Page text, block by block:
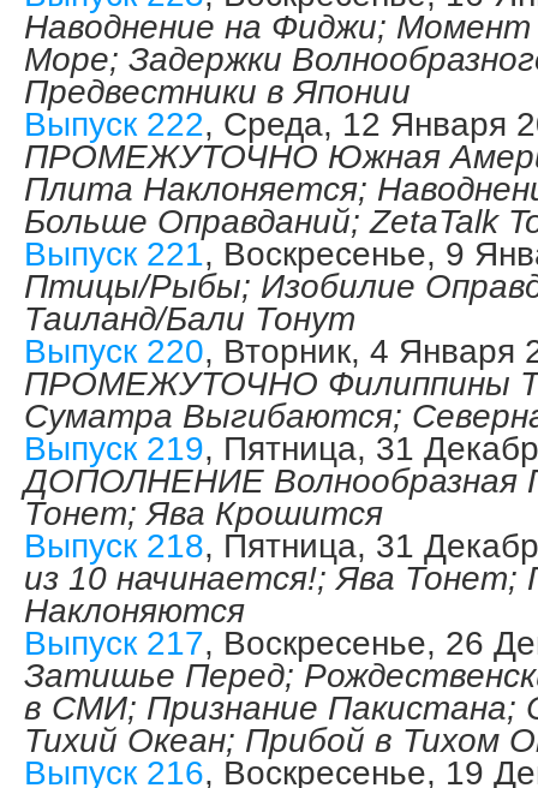
Наводнение на Фиджи; Момент
Море; Задержки
Предвестники в Японии
Выпуск 222, Среда, 12 Января
ПРОМЕЖУТОЧНО Южная
Плита Наклоняется;
Больше Оправданий; ZetaTalk
Выпуск 221, Воскресенье, 9
Птицы/Рыбы; Изобилие
Таиланд/Бали Тонут
Выпуск 220, Вторник, 4 Января
ПРОМЕЖУТОЧНО Филиппины
Суматра Выгибаются;
Выпуск 219, Пятница, 31
ДОПОЛНЕНИЕ Волнообразная
Тонет; Ява Крошится
Выпуск 218, Пятница, 31
из 10 начинается!; Ява
Наклоняются
Выпуск 217, Воскресенье, 26
Затишье Перед;
в СМИ; Признание Пакистана;
Тихий Океан; Прибой в Тихом
Выпуск 216, Воскресенье, 19